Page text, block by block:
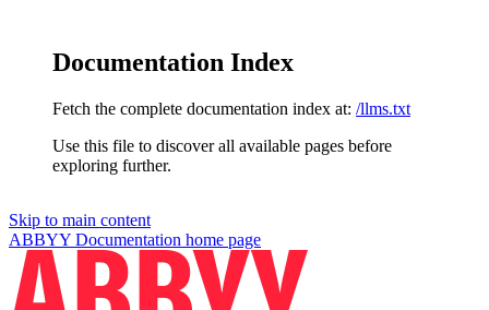
Documentation Index
Fetch the complete documentation index at: /llms.txt
Use this file to discover all available pages before
exploring further.
Skip to main content
ABBYY Documentation home page